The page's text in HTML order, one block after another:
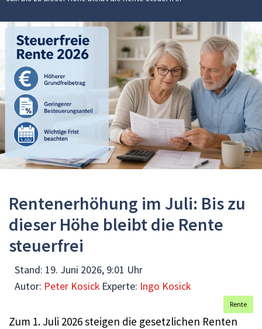
Rentenerhöhung im Juli: Bis zu
dieser Höhe bleibt die Rente
steuerfrei
Stand: 19. Juni 2026, 9:01 Uhr
Autor: Peter Kosick Experte: Ingo Kosick
Rente
Zum 1. Juli 2026 steigen die gesetzlichen Renten